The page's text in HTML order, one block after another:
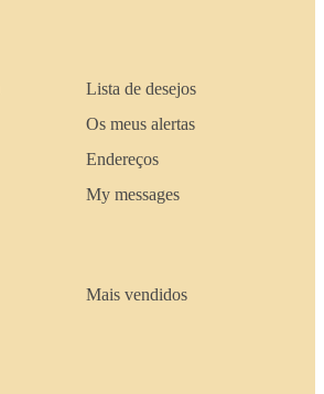
Lista de desejos
Os meus alertas
Endereços
My messages
Mais vendidos